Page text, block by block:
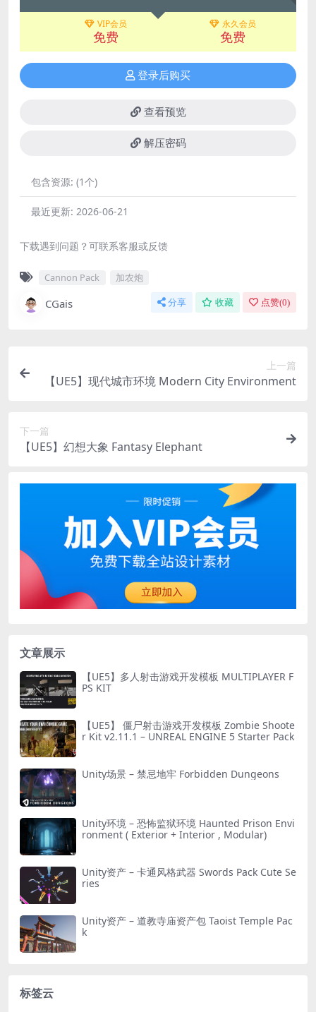
VIP会员
免费
永久会员
免费
登录后购买
查看预览
解压密码
包含资源: (1个)
最近更新: 2026-06-21
下载遇到问题？可联系客服或反馈
Cannon Pack 加农炮
CGais 分享 收藏 点赞(0)
上一篇
【UE5】现代城市环境 Modern City Environment
下一篇
【UE5】幻想大象 Fantasy Elephant
文章展示
【UE5】多人射击游戏开发模板 MULTIPLAYER F
PS KIT
【UE5】 僵尸射击游戏开发模板 Zombie Shoote
r Kit v2.11.1 – UNREAL ENGINE 5 Starter Pack
Unity场景 – 禁忌地牢 Forbidden Dungeons
Unity环境 – 恐怖监狱环境 Haunted Prison Envi
ronment ( Exterior + Interior , Modular)
Unity资产 – 卡通风格武器 Swords Pack Cute Se
ries
Unity资产 – 道教寺庙资产包 Taoist Temple Pac
k
标签云